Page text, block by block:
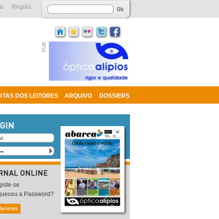
DOS LEITORES ARQUIVO DOSSIERS
Região
se
a Password?